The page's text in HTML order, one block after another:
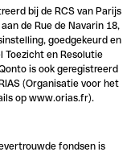
bij de RCS van Parijs
de Rue de Navarin 18,
goedgekeurd en
en Resolutie
is ook geregistreerd
(Organisatie voor het
op www.orias.fr).
fondsen is